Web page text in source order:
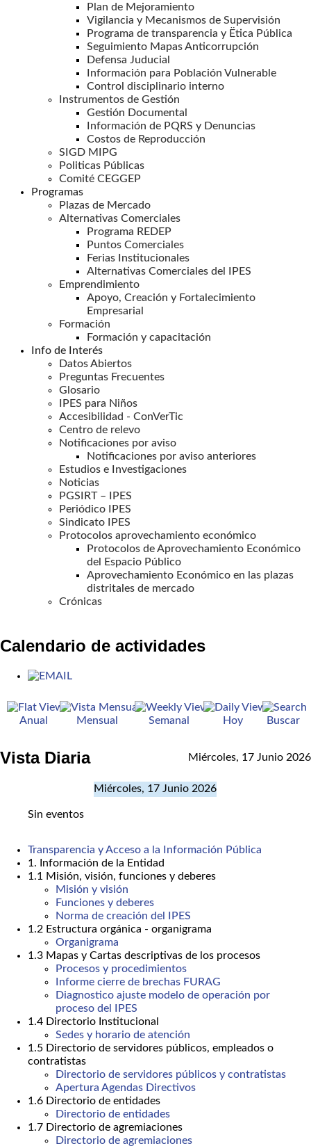
Plan de Mejoramiento
Vigilancia y Mecanismos de Supervisión
Programa de transparencia y Ëtica Pública
Seguimiento Mapas Anticorrupción
Defensa Juducial
Información para Población Vulnerable
Control disciplinario interno
Instrumentos de Gestión
Gestión Documental
Información de PQRS y Denuncias
Costos de Reproducción
SIGD MIPG
Politicas Públicas
Comité CEGGEP
Programas
Plazas de Mercado
Alternativas Comerciales
Programa REDEP
Puntos Comerciales
Ferias Institucionales
Alternativas Comerciales del IPES
Emprendimiento
Apoyo, Creación y Fortalecimiento
Empresarial
Formación
Formación y capacitación
Info de Interés
Datos Abiertos
Preguntas Frecuentes
Glosario
IPES para Niños
Accesibilidad - ConVerTic
Centro de relevo
Notificaciones por aviso
Notificaciones por aviso anteriores
Estudios e Investigaciones
Noticias
PGSIRT – IPES
Periódico IPES
Sindicato IPES
Protocolos aprovechamiento económico
Protocolos de Aprovechamiento Económico
del Espacio Público
Aprovechamiento Económico en las plazas
distritales de mercado
Crónicas
Calendario de actividades
Anual Mensual Semanal Hoy Buscar
Vista Diaria Miércoles, 17 Junio 2026
Miércoles, 17 Junio 2026
Sin eventos
Transparencia y Acceso a la Información Pública
1. Información de la Entidad
1.1 Misión, visión, funciones y deberes
Misión y visión
Funciones y deberes
Norma de creación del IPES
1.2 Estructura orgánica - organigrama
Organigrama
1.3 Mapas y Cartas descriptivas de los procesos
Procesos y procedimientos
Informe cierre de brechas FURAG
Diagnostico ajuste modelo de operación por
proceso del IPES
1.4 Directorio Institucional
Sedes y horario de atención
1.5 Directorio de servidores públicos, empleados o
contratistas
Directorio de servidores públicos y contratistas
Apertura Agendas Directivos
1.6 Directorio de entidades
Directorio de entidades
1.7 Directorio de agremiaciones
Directorio de agremiaciones